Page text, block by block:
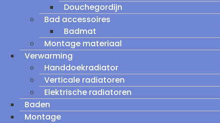
Douchegordijn
Bad accessoires
Badmat
Montage materiaal
Verwarming
Handdoekradiator
Verticale radiatoren
Elektrische radiatoren
Baden
Montage